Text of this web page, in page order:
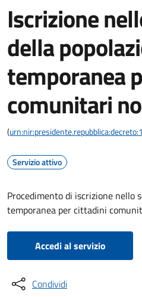
Iscrizione
della
temporanea
comunitari
(
Servizio attivo
Procedimento di iscrizione nello
temporanea per cittadini
Accedi al servizio
Condividi